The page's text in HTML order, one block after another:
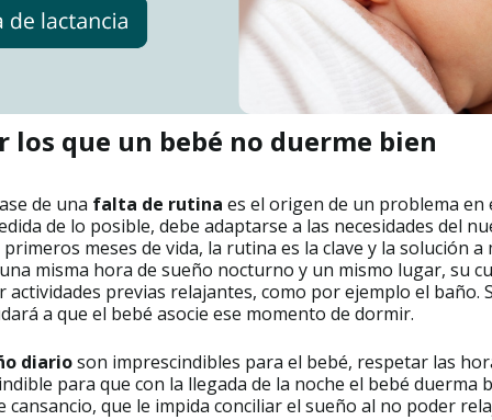
los que un bebé no duerme bien
de una falta de rutina es el origen de un problema en
de lo posible, debe adaptarse a las necesidades del
meses de vida, la rutina es la clave y la solución a
misma hora de sueño nocturno y un mismo lugar, su
previas relajantes, como por ejemplo el baño.
a que el bebé asocie ese momento de dormir.
diarioson imprescindibles para el bebé, respetar las
para que con la llegada de la noche el bebé duerma
cansancio, que le impida conciliar el sueño al no poder